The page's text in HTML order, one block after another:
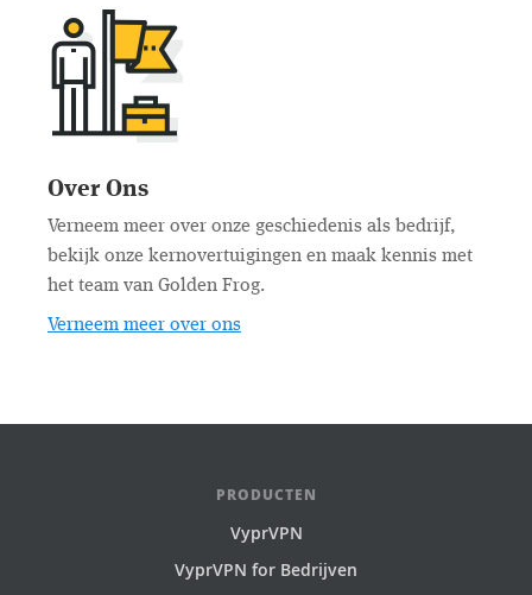
Over Ons
Verneem meer over onze geschiedenis als bedrijf,
bekijk onze kernovertuigingen en maak kennis met
het team van Golden Frog.
Verneem meer over ons
PRODUCTEN
VyprVPN
VyprVPN for Bedrijven